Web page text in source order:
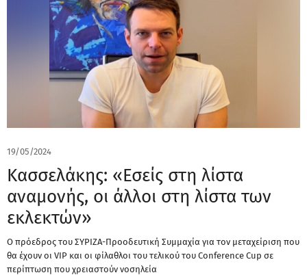
19/05/2024
Κασσελάκης: «Εσείς στη λίστα
αναμονής, οι άλλοι στη λίστα των
εκλεκτών»
Ο πρόεδρος του ΣΥΡΙΖΑ-Προοδευτική Συμμαχία για τον μεταχείριση που
θα έχουν οι VIP και οι φίλαθλοι του τελικού του Conference Cup σε
περίπτωση που χρειαστούν νοσηλεία